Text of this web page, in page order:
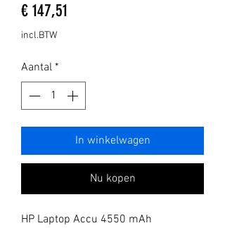
€ 147,51
incl.BTW
Aantal *
In winkelwagen
Nu kopen
HP Laptop Accu 4550 mAh